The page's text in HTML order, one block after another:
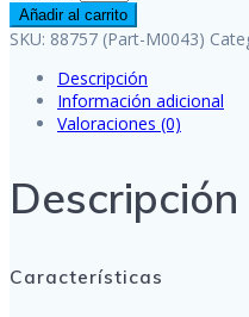
Añadir al carrito
SKU: 88757 (Part-M0043)
Descripción
Información adicional
Valoraciones (0)
Descripción
Características